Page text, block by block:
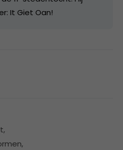
It Giet Oan!
,
,